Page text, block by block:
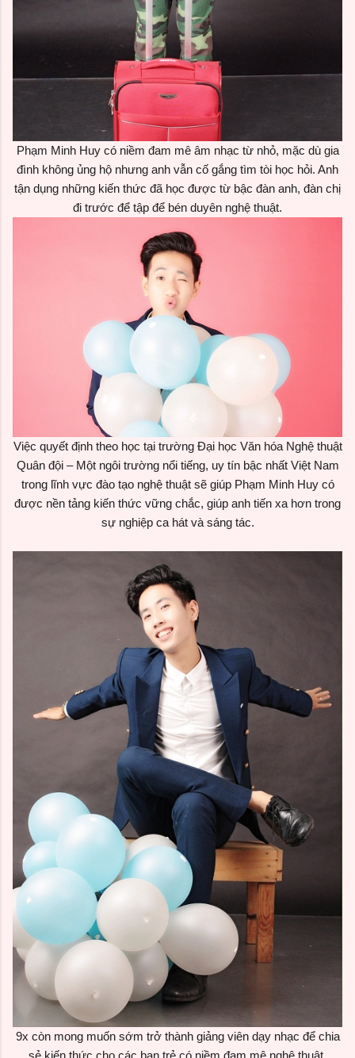
Phạm Minh Huy có niềm đam mê âm nhạc từ nhỏ, mặc dù gia
đình không ủng hộ nhưng anh vẫn cố gắng tìm tòi học hỏi. Anh
tận dụng những kiến thức đã học được từ bậc đàn anh, đàn chị
đi trước để tập để bén duyên nghệ thuật.
Việc quyết định theo học tại trường Đại học Văn hóa Nghệ thuật
Quân đội – Một ngôi trường nổi tiếng, uy tín bậc nhất Việt Nam
trong lĩnh vực đào tạo nghệ thuật sẽ giúp Phạm Minh Huy có
được nền tảng kiến thức vững chắc, giúp anh tiến xa hơn trong
sự nghiệp ca hát và sáng tác.
9x còn mong muốn sớm trở thành giảng viên dạy nhạc để chia